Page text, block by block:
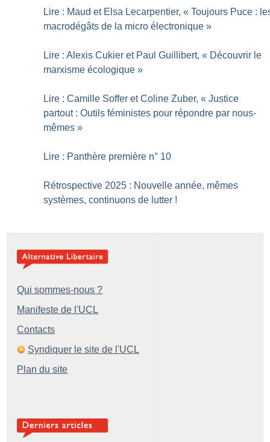
Lire : Maud et Elsa Lecarpentier, « Toujours Puce :
macrodégâts de la micro électronique »
Lire : Alexis Cukier et Paul Guillibert, « Découvrir le
marxisme écologique »
Lire : Camille Soffer et Coline Zuber, « Justice
partout : Outils féministes pour répondre par nous-
mêmes »
Lire : Panthère première n° 10
Rétrospective 2025 : Nouvelle année, mêmes
systèmes, continuons de lutter !
Qui sommes-nous ?
Manifeste de l'UCL
Contacts
Syndiquer le site de l'UCL
Plan du site